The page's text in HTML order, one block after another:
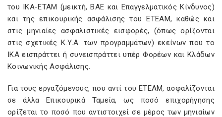
του ΙΚΑ-ΕΤΑΜ (μεικτή, ΒΑΕ και Επαγγελματικός Κίνδυνος)
και της επικουρικής ασφάλισης του ΕΤΕΑΜ, καθώς και
στις μηνιαίες ασφαλιστικές εισφορές, (όπως ορίζονται
στις σχετικές Κ.Υ.Α. των προγραμμάτων) εκείνων που το
ΙΚΑ εισπράττει ή συνεισπράττει υπέρ Φορέων και Κλάδων
Κοινωνικής Ασφάλισης.
Για τους εργαζόμενους, που αντί του ΕΤΕΑΜ, ασφαλίζονται
σε άλλα Επικουρικά Ταμεία, ως ποσό επιχορήγησης
ορίζεται το ποσό που αντιστοιχεί σε μέρος των μηνιαίων